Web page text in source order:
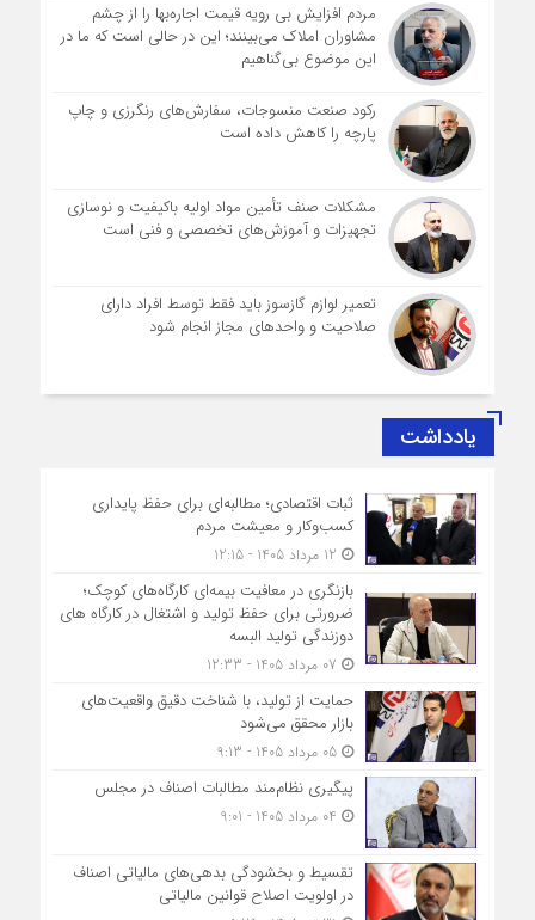
مردم افزایش بی رویه قیمت اجاره‌بها را از چشم
مشاوران املاک می‌بینند؛ این در حالی است که ما در
این موضوع بی‌گناهیم
رکود صنعت منسوجات، سفارش‌های رنگرزی و چاپ
پارچه را کاهش داده است
مشکلات صنف تأمین مواد اولیه باکیفیت و نوسازی
تجهیزات و آموزش‌های تخصصی و فنی است
تعمیر لوازم گازسوز باید فقط توسط افراد دارای
صلاحیت و واحدهای مجاز انجام شود
یادداشت
ثبات اقتصادی؛ مطالبه‌ای برای حفظ پایداری
کسب‌وکار و معیشت مردم
بازنگری در معافیت بیمه‌ای کارگاه‌های کوچک؛
ضرورتی برای حفظ تولید و اشتغال در کارگاه های
دوزندگی تولید البسه
حمایت از تولید، با شناخت دقیق واقعیت‌های
بازار محقق می‌شود
05 مرداد 1405 - 9:13
پیگیری نظام‌مند مطالبات اصناف در مجلس
تقسیط و بخشودگی بدهی‌های مالیاتی اصناف
در اولویت اصلاح قوانین مالیاتی